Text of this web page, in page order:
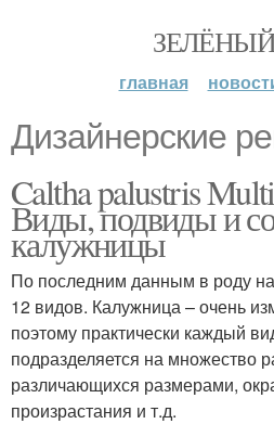
главная
Дизайнерские
Caltha palustris
Виды, подвиды и
калужницы
По последним данным в роду
12 видов. Калужница – очень
поэтому практически каждый
подразделяется на множество
различающихся размерами,
произрастания и т.д.